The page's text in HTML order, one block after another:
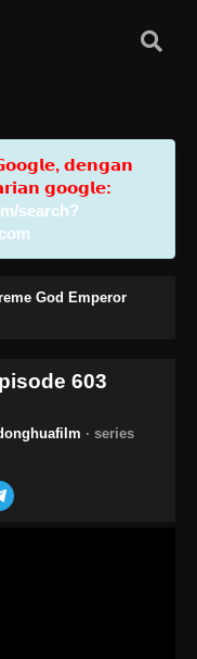
𝗱𝗲𝗻𝗴𝗮𝗻
𝗴𝗼𝗼𝗴𝗹𝗲:
search?
God Emperor
603
· series